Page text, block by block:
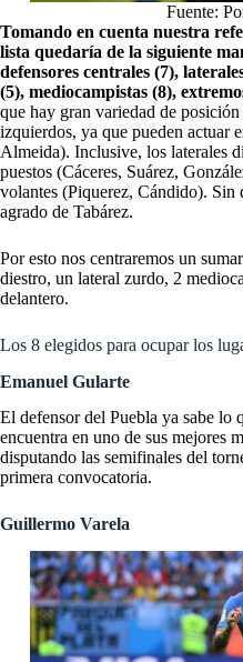
Fuente:
Tomando en cuenta nuestra
lista quedaría de la siguiente
defensores centrales (7),
(5), mediocampistas (8),
que hay gran variedad de
izquierdos, ya que pueden actuar
Almeida). Inclusive, los laterales
puestos (Cáceres, Suárez,
volantes (Piquerez, Cándido).
agrado de Tabárez.
Por esto nos centraremos un
diestro, un lateral zurdo, 2
delantero.
Los 8 elegidos para ocupar los
Emanuel Gularte
El defensor del Puebla ya sabe lo
encuentra en uno de sus mejores
disputando las semifinales del
primera convocatoria.
Guillermo Varela